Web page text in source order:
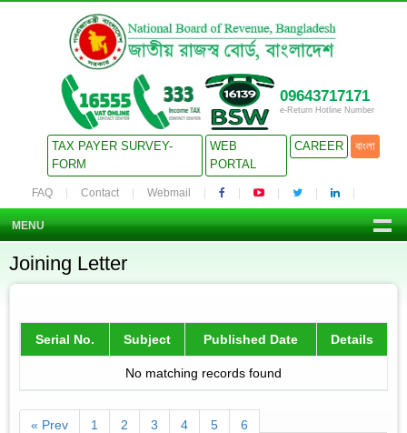
09643717171
e-Return Hotline Number
TAX PAYER SURVEY-
FORM
WEB
PORTAL
CAREER বাংলা
FAQ Contact Webmail
MENU
Joining Letter
Serial No. Subject Published Date Details
No matching records found
« Prev 1 2 3 4 5
6